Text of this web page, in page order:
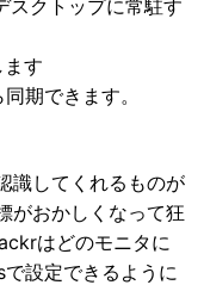
スクトップに常駐す
す
期できます。
識してくれるものが
がおかしくなって狂
はどのモニタに
設定できるように